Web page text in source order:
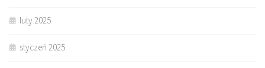
luty 2025
styczeń 2025